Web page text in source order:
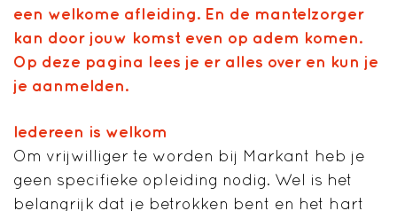
een welkome afleiding. En de mantelzorger
kan door jouw komst even op adem komen.
Op deze pagina lees je er alles over en kun je
je aanmelden.
Iedereen is welkom
Om vrijwilliger te worden bij Markant heb je
geen specifieke opleiding nodig. Wel is het
belangrijk dat je betrokken bent en het hart